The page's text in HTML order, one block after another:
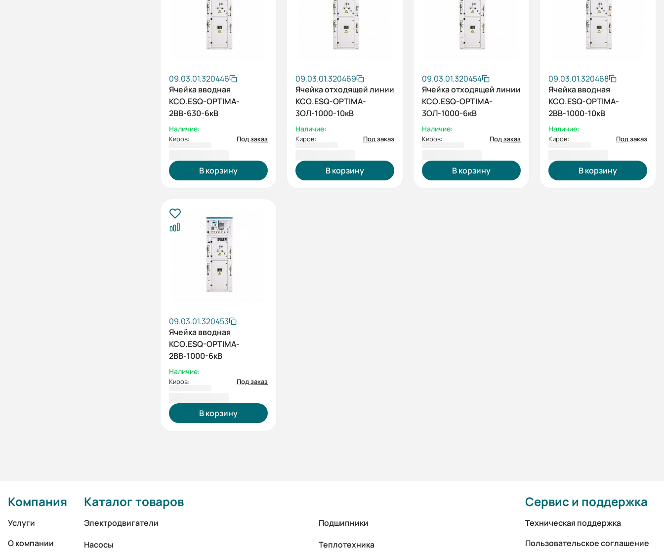
09.03.01.320446
Ячейка вводная
КСО.ESQ-OPTIMA-
2ВВ-630-6кВ
Наличие:
Киров: Под заказ
В корзину
09.03.01.320469
Ячейка отходящей линии
КСО.ESQ-OPTIMA-
3ОЛ-1000-10кВ
Наличие:
Киров: Под заказ
В корзину
09.03.01.320454
Ячейка отходящей линии
КСО.ESQ-OPTIMA-
3ОЛ-1000-6кВ
Наличие:
Киров: Под заказ
В корзину
09.03.01.320468
Ячейка вводная
КСО.ESQ-OPTIMA-
2ВВ-1000-10кВ
Наличие:
Киров: Под заказ
В корзину
09.03.01.320453
Ячейка вводная
КСО.ESQ-OPTIMA-
2ВВ-1000-6кВ
Наличие:
Киров: Под заказ
В корзину
Компания
Услуги
О компании
Каталог товаров
Электродвигатели
Насосы
Подшипники
Теплотехника
Сервис и поддержка
Техническая поддержка
Пользовательское соглашение